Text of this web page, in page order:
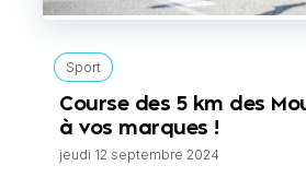
Sport
Course des 5 km des
à vos marques !
jeudi 12 septembre 2024